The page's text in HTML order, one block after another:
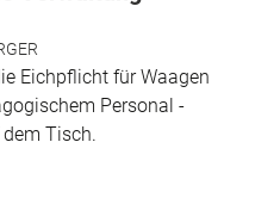
Eichpflicht für Waagen
Personal -
Tisch.